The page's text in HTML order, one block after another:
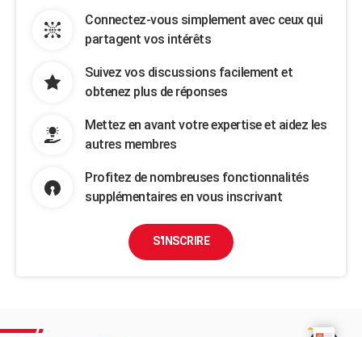
Connectez-vous simplement avec ceux qui
partagent vos intérêts
Suivez vos discussions facilement et
obtenez plus de réponses
Mettez en avant votre expertise et aidez les
autres membres
Profitez de nombreuses fonctionnalités
supplémentaires en vous inscrivant
S'INSCRIRE